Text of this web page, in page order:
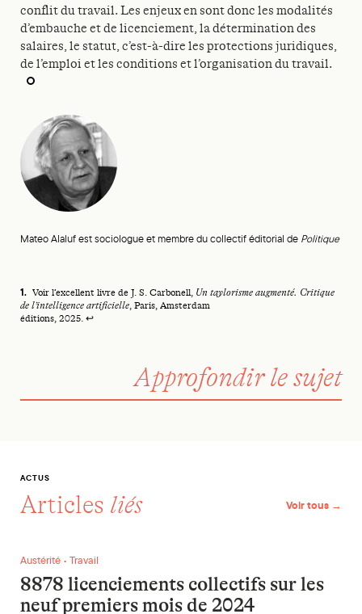
Mateo Alaluf est sociologue et membre du collectif éditorial de Politique
conflit du travail. Les enjeux en sont donc les modalités
d’embauche et de licenciement, la détermination des
salaires, le statut, c’est-à-dire les protections juridiques,
de l’emploi et les conditions et l’organisation du travail.
Approfondir le sujet
Footnotes
Voir l’excellent livre de J. S. Carbonell, Un taylorisme augmenté. Critique
de l’intelligence artificielle, Paris, Amsterdam
éditions, 2025. ↩
ACTUS
Articles liés Voir tous →
8878 licenciements collectifs sur les neuf premiers mois de
Austérité • Travail
8878 licenciements collectifs sur les
neuf premiers mois de 2024